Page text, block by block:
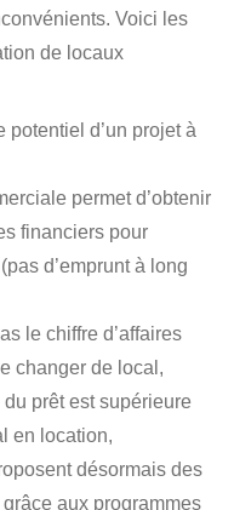
Voici les
de locaux
potentiel d’un projet à
permet d’obtenir
financiers pour
d’emprunt à long
le chiffre d’affaires
changer de local,
prêt est supérieure
en location,
désormais des
grâce aux programmes